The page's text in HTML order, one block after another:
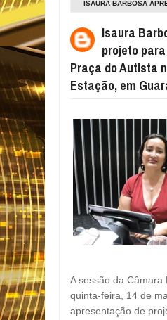
ISAURA BARBOSA
PARQUE DA ESTAÇÃO,
Isaura
projeto
Praça do Autista
Estação, em
A sessão da Câmara
quinta-feira, 14 de
apresentação de